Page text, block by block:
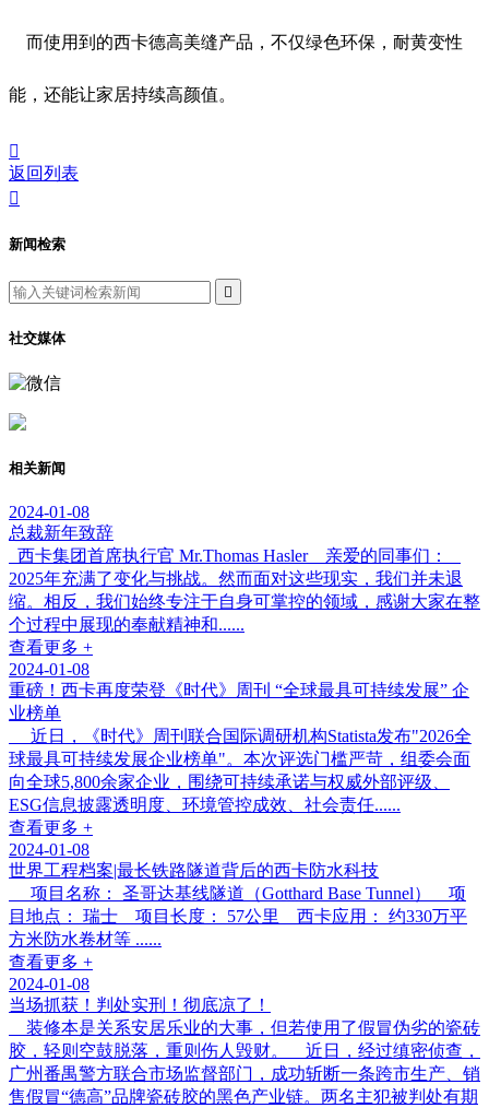
而使用到的西卡德高美缝产品，不仅绿色环保，耐黄变性
能，还能让家居持续高颜值。

返回列表

新闻检索

社交媒体
相关新闻
2024-01-08
总裁新年致辞
西卡集团首席执行官 Mr.Thomas Hasler 亲爱的同事们：
2025年充满了变化与挑战。然而面对这些现实，我们并未退
缩。相反，我们始终专注于自身可掌控的领域，感谢大家在整
个过程中展现的奉献精神和......
查看更多 +
2024-01-08
重磅！西卡再度荣登《时代》周刊 “全球最具可持续发展” 企
业榜单
近日，《时代》周刊联合国际调研机构Statista发布"2026全
球最具可持续发展企业榜单"。本次评选门槛严苛，组委会面
向全球5,800余家企业，围绕可持续承诺与权威外部评级、
ESG信息披露透明度、环境管控成效、社会责任......
查看更多 +
2024-01-08
世界工程档案|最长铁路隧道背后的西卡防水科技
项目名称： 圣哥达基线隧道（Gotthard Base Tunnel） 项
目地点： 瑞士 项目长度： 57公里 西卡应用： 约330万平
方米防水卷材等 ......
查看更多 +
2024-01-08
当场抓获！判处实刑！彻底凉了！
装修本是关系安居乐业的大事，但若使用了假冒伪劣的瓷砖
胶，轻则空鼓脱落，重则伤人毁财。 近日，经过缜密侦查，
广州番禺警方联合市场监督部门，成功斩断一条跨市生产、销
售假冒“德高”品牌瓷砖胶的黑色产业链。两名主犯被判处有期